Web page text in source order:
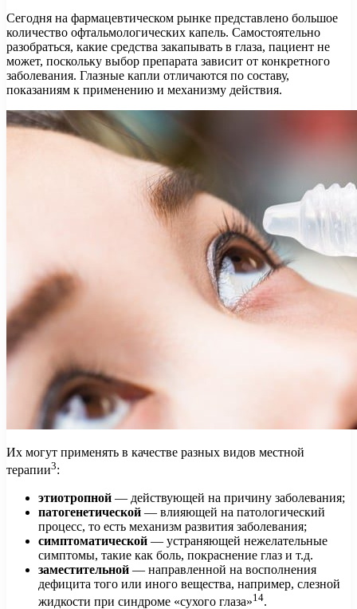
Сегодня на фармацевтическом рынке представлено большое
количество офтальмологических капель. Самостоятельно
разобраться, какие средства закапывать в глаза, пациент не
может, поскольку выбор препарата зависит от конкретного
заболевания. Глазные капли отличаются по составу,
показаниям к применению и механизму действия.
Их могут применять в качестве разных видов местной
терапии3:
этиотропной — действующей на причину заболевания;
патогенетической — влияющей на патологический
процесс, то есть механизм развития заболевания;
симптоматической — устраняющей нежелательные
симптомы, такие как боль, покраснение глаз и т.д.
заместительной — направленной на восполнения
дефицита того или иного вещества, например, слезной
жидкости при синдроме «сухого глаза»14.